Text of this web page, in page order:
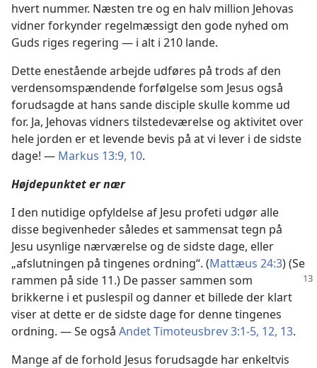
hvert nummer. Næsten tre og en halv million Jehovas
vidner forkynder regelmæssigt den gode nyhed om
Guds riges regering — i alt i 210 lande.
Dette enestående arbejde udføres på trods af den
verdensomspændende forfølgelse som Jesus også
forudsagde at hans sande disciple skulle komme ud
for. Ja, Jehovas vidners tilstedeværelse og aktivitet over
hele jorden er et levende bevis på at vi lever i de sidste
dage! — Markus 13:9, 10.
Højdepunktet er nær
I den nutidige opfyldelse af Jesu profeti udgør alle
disse begivenheder således et sammensat tegn på
Jesu usynlige nærværelse og de sidste dage, eller
„afslutningen på tingenes ordning“. (Mattæus 24:3) (Se
rammen på side 11.) De passer sammen som
brikkerne i et puslespil og danner et billede der klart
viser at dette er de sidste dage for denne tingenes
ordning. — Se også Andet Timoteusbrev 3:1-5, 12, 13.
Mange af de forhold Jesus forudsagde har enkeltvis